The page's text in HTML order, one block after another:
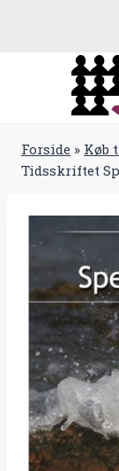
Forside » Køb
Tidsskriftet